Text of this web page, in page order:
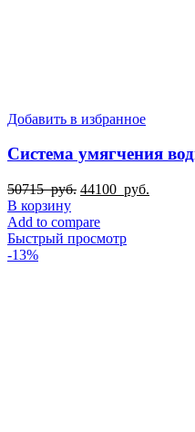
Добавить в избранное
Система умягчения
50715руб. Первоначальная
составляла
50715
44100 руб.
В корзину
Add to compare
Быстрый просмотр
-13%